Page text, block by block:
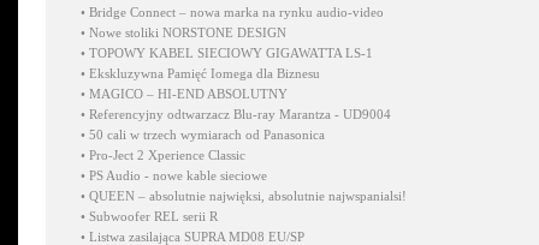
• Bridge Connect – nowa marka na rynku audio-video
• Nowe stoliki NORSTONE DESIGN
• TOPOWY KABEL SIECIOWY GIGAWATTA LS-1
• Ekskluzywna Pamięć Iomega dla Biznesu
• MAGICO – HI-END ABSOLUTNY
• Referencyjny odtwarzacz Blu-ray Marantza - UD9004
• 50 cali w trzech wymiarach od Panasonica
• Pro-Ject 2 Xperience Classic
• PS Audio - nowe kable sieciowe
• QUEEN – absolutnie najwięksi, absolutnie najwspanialsi!
• Subwoofer REL serii R
• Listwa zasilająca SUPRA MD08 EU/SP